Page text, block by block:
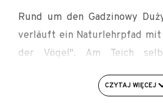
Rund um den Gadzinowy
verläuft ein Naturlehrpfad mit
der Vögel". Am Teich
Teiche" und "Aus dem Leben
CZYTAJ WIĘCEJ